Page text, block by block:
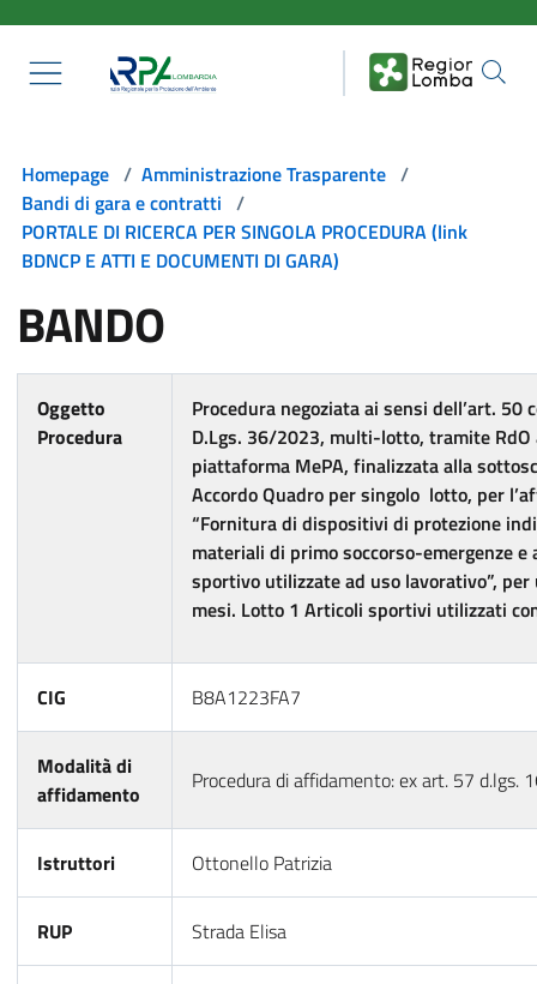
Homepage / Amministrazione Trasparente /
Bandi di gara e contratti /
PORTALE DI RICERCA PER SINGOLA PROCEDURA (link
BDNCP E ATTI E DOCUMENTI DI GARA)
BANDO
Oggetto
Procedura
Procedura negoziata ai sensi dell’art. 50
D.Lgs. 36/2023, multi-lotto, tramite RdO
piattaforma MePA, finalizzata alla
Accordo Quadro per singolo lotto, per
“Fornitura di dispositivi di protezione
materiali di primo soccorso-emergenze
sportivo utilizzate ad uso lavorativo”,
mesi. Lotto 1 Articoli sportivi utilizzati
CIG B8A1223FA7
Modalità di
affidamento
Procedura di affidamento: ex art. 57 d.lgs.
Istruttori Ottonello Patrizia
RUP Strada Elisa